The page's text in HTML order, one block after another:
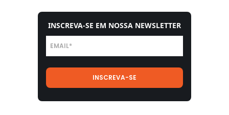
INSCREVA-SE EM NOSSA NEWSLETTER